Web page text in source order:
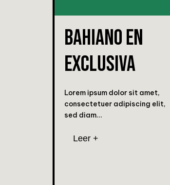
BAHIANO EN
EXCLUSIVA
Lorem ipsum dolor sit amet,
consectetuer adipiscing elit,
sed diam...
Leer +